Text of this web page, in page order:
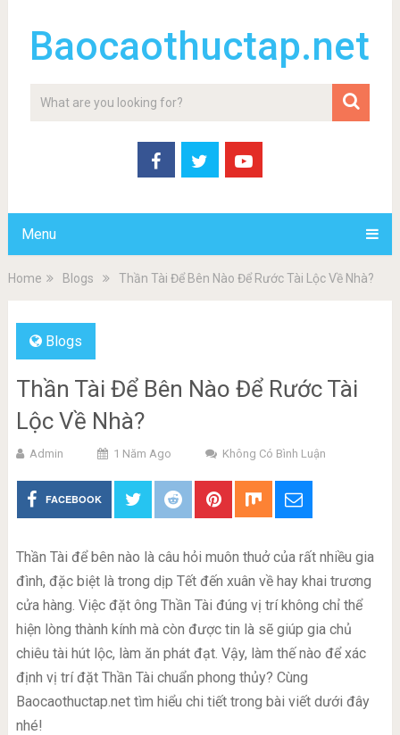
Baocaothuctap.net
Menu
Home Blogs Thần Tài Để Bên Nào Để Rước Tài Lộc Về Nhà?
Blogs
Thần Tài Để Bên Nào Để Rước Tài
Lộc Về Nhà?
Admin 1 Năm Ago Không Có Bình Luận
FACEBOOK
Thần Tài để bên nào là câu hỏi muôn thuở của rất nhiều gia
đình, đặc biệt là trong dịp Tết đến xuân về hay khai trương
cửa hàng. Việc đặt ông Thần Tài đúng vị trí không chỉ thể
hiện lòng thành kính mà còn được tin là sẽ giúp gia chủ
chiêu tài hút lộc, làm ăn phát đạt. Vậy, làm thế nào để xác
định vị trí đặt Thần Tài chuẩn phong thủy? Cùng
Baocaothuctap.net tìm hiểu chi tiết trong bài viết dưới đây
nhé!